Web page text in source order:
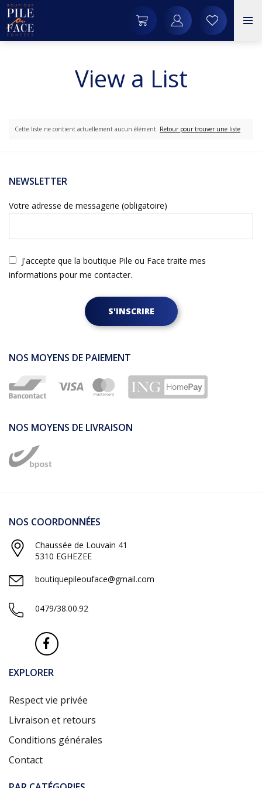
View a List
Cette liste ne contient actuellement aucun élément. Retour pour trouver une liste
NEWSLETTER
Votre adresse de messagerie (obligatoire)
J'accepte que la boutique Pile ou Face traite mes
informations pour me contacter.
S'INSCRIRE
NOS MOYENS DE PAIEMENT
NOS MOYENS DE LIVRAISON
NOS COORDONNÉES
Chaussée de Louvain 41
5310 EGHEZEE
boutiquepileouface@gmail.com
0479/38.00.92
EXPLORER
Respect vie privée
Livraison et retours
Conditions générales
Contact